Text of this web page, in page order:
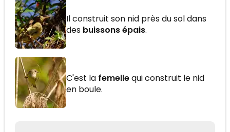
Il construit son nid près du sol dans
des buissons épais.
C'est la femellequi construit le nid
en boule.